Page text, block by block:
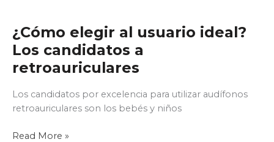
¿Cómo elegir al usuario ideal?
Los candidatos a
retroauriculares
Los candidatos por excelencia para utilizar audífonos
retroauriculares son los bebés y niños
¿Cómo
Read More »